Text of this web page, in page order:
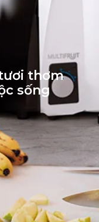
thơm
sống